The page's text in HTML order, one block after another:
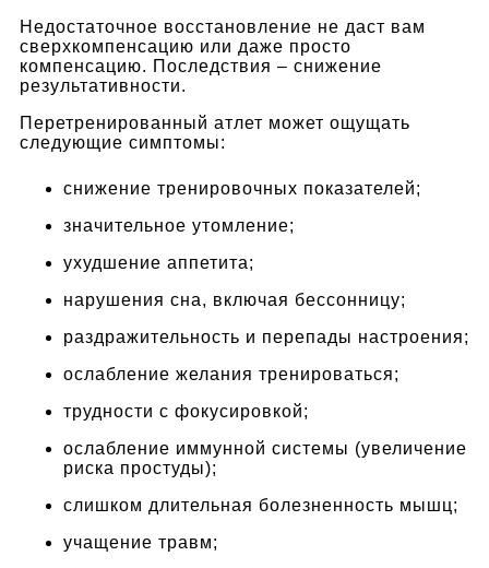
Недостаточное восстановление не даст вам
сверхкомпенсацию или даже просто
компенсацию. Последствия – снижение
результативности.
Перетренированный атлет может ощущать
следующие симптомы:
снижение тренировочных показателей;
значительное утомление;
ухудшение аппетита;
нарушения сна, включая бессонницу;
раздражительность и перепады настроения;
ослабление желания тренироваться;
трудности с фокусировкой;
ослабление иммунной системы (увеличение
риска простуды);
слишком длительная болезненность мышц;
учащение травм;